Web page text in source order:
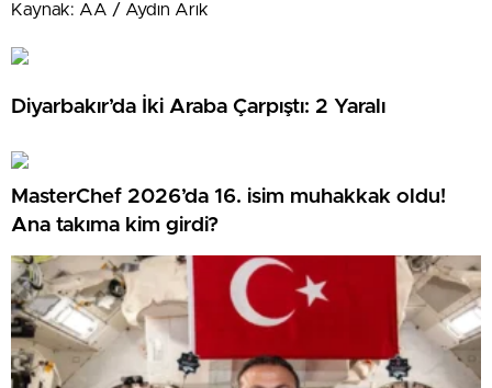
Kaynak: AA / Aydın Arık
Diyarbakır’da İki Araba Çarpıştı: 2 Yaralı
MasterChef 2026’da 16. isim muhakkak oldu!
Ana takıma kim girdi?